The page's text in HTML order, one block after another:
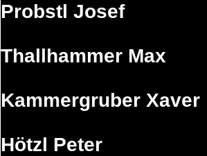
Probstl Josef
Thallhammer Max
Kammergruber Xaver
Hötzl Peter